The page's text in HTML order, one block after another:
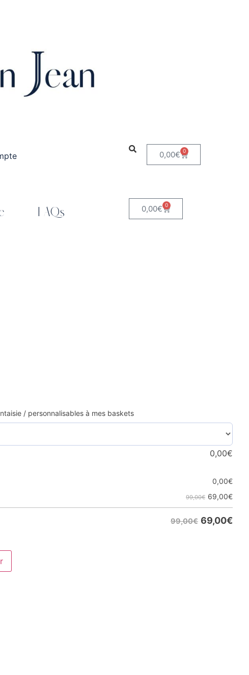
0,00€ 0
FAQs
0,00€ 0
/ personnalisables à mes baskets
0,00€
0,00€
99,00€ 69,00€
99,00€ 69,00€